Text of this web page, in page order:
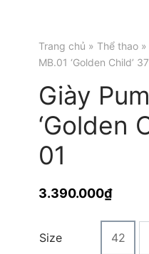
Trang chủ » Thể thao »
MB.01 ‘Golden Child’
Giày
‘Golden
01
3.390.000₫
Size 42